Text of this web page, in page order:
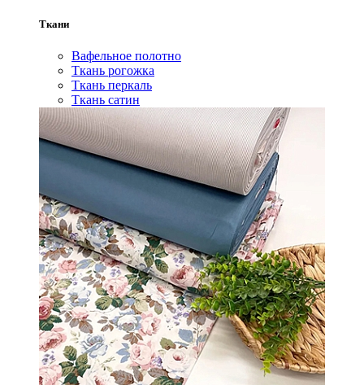
Ткани
Вафельное полотно
Ткань рогожка
Ткань перкаль
Ткань сатин